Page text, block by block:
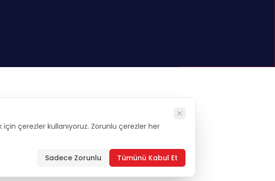
Analysis
çerezler kullanıyoruz. Zorunlu çerezler her
Sadece Zorunlu Tümünü Kabul Et